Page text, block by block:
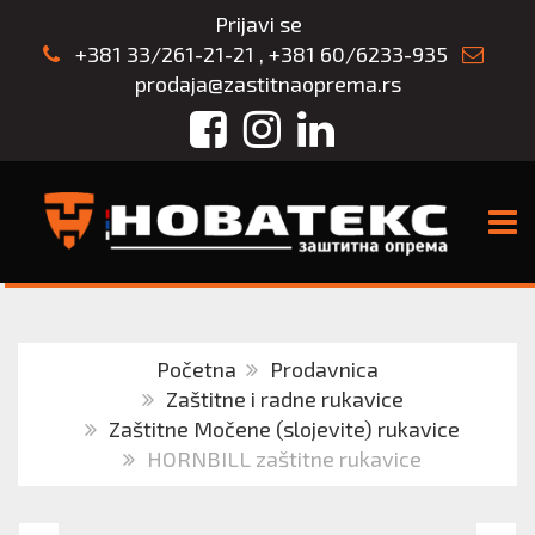
Prijavi se
+381 33/261-21-21 , +381 60/6233-935
prodaja@zastitnaoprema.rs
FacebookInstagram
LinkedIn
Početna
Prodavnica
Zaštitne i radne rukavice
Zaštitne Močene (slojevite) rukavice
HORNBILL zaštitne rukavice